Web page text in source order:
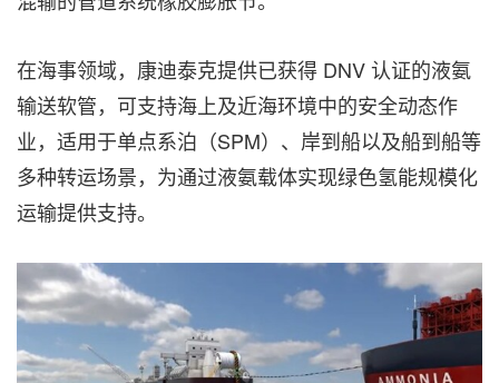
在海事领域，康迪泰克提供已获得 DNV 认证的液氨
输送软管，可支持海上及近海环境中的安全动态作
业，适用于单点系泊（SPM）、岸到船以及船到船等
多种转运场景，为通过液氨载体实现绿色氢能规模化
运输提供支持。